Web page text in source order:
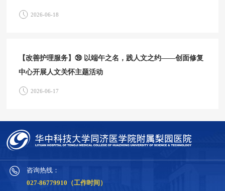
2026-06-18
【改善护理服务】㊴ 以端午之名，践人文之约——创面修复
中心开展人文关怀主题活动
2026-06-17
咨询热线：
027-86779910（工作时间）